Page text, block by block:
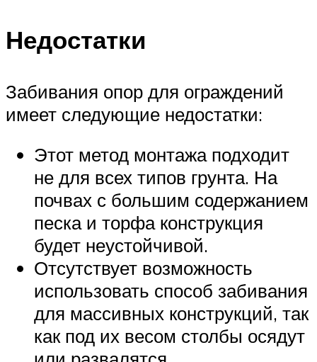
Недостатки
Забивания опор для ограждений
имеет следующие недостатки:
Этот метод монтажа подходит
не для всех типов грунта. На
почвах с большим содержанием
песка и торфа конструкция
будет неустойчивой.
Отсутствует возможность
использовать способ забивания
для массивных конструкций, так
как под их весом столбы осядут